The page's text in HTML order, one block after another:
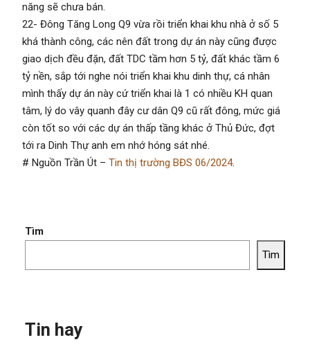
năng sẽ chưa bán.
22- Đông Tăng Long Q9 vừa rồi triển khai khu nhà ở số 5
khá thành công, các nên đất trong dự án này cũng được
giao dịch đều đặn, đất TDC tầm hơn 5 tỷ, đất khác tầm 6
tỷ nền, sắp tới nghe nói triển khai khu dinh thự, cá nhân
mình thấy dự án này cứ triển khai là 1 có nhiều KH quan
tâm, lý do vây quanh đây cư dân Q9 cũ rất đông, mức giá
còn tốt so với các dự án thấp tầng khác ở Thủ Đức, đợt
tới ra Dinh Thự anh em nhớ hóng sát nhé.
# Nguồn Trần Út – Tin thị trường BĐS 06/2024.
Tìm
Tìm
Tin hay